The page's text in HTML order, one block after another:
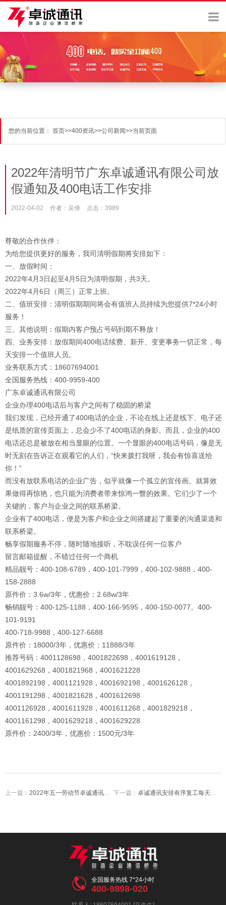
您的当前位置： 首页>>400资讯>>公司新闻>>当前页面
2022年清明节广东卓诚通讯有限公司放
假通知及400电话工作安排
2022-04-02 作者：吴倩 点击：3989
尊敬的合作伙伴：
为给您提供更好的服务，我司清明假期将安排如下：
一、放假时间：
2022年4月3日起至4月5日为清明假期，共3天。
2022年4月6日（周三）正常上班。
二、值班安排：清明假期期间将会有值班人员持续为您提供7*24小时
服务！
三、其他说明：假期内客户预占号码到期不释放！
四、业务安排：放假期间400电话续费、新开、变更事务一切正常，每
天安排一个值班人员。
业务联系方式：18607694001
全国服务热线：400-9959-400
广东卓诚通讯有限公司
企业办理400电话后与客户之间有了稳固的桥梁
我们发现，已经开通了400电话的企业，不论在线上还是线下、电子还
是纸质的宣传页面上，总会少不了400电话的身影。而且，企业的400
电话还总是被放在相当显眼的位置。一个显眼的400电话号码，像是无
时无刻在告诉正在观看它的人们，“快来拨打我呀，我会有惊喜送给
你！”
而没有放联系电话的企业广告，似乎就像一个孤立的宣传画。就算效
果做得再惊艳，也只能为消费者带来惊鸿一瞥的效果。它们少了一个
关键的，客户与企业之间的联系桥梁。
企业有了400电话，便是为客户和企业之间搭建起了重要的沟通渠道和
联系桥梁。
畅享假期服务不停，随时随地接听，不耽误任何一位客户
留言邮箱提醒，不错过任何一个商机
精品靓号：400-108-6789，400-101-7999，400-102-9888，400-
158-2888
原件价：3.6w/3年，优惠价：2.68w/3年
畅销靓号：400-125-1188，400-166-9595，400-150-0077。400-
101-9191
400-718-9988，400-127-6688
原件价：18000/3年，优惠价：11888/3年
推荐号码：4001128698，4001822698，4001619128，
4001629268，4001821968，4001621228
4001892198，4001121928，4001692198，4001626128，
4001191298，4001821628，4001612698
4001126928，4001611928，4001611268，4001829218，
4001161298，4001629218，4001629228
原件价：2400/3年，优惠价：1500元/3年
上一篇： 2022年五一劳动节卓诚通讯放假通知及工作安排假期服务不放假值班每天都在线 下一篇：卓诚通讯安排有序复工每天安排一人值班其他同事继续居家办公具体等通告
 全国服务热线 7*24小时
400-9898-020